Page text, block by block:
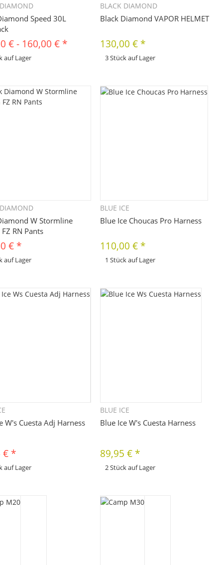
Schnellkauf
Speed 30L
€- 160,00 € *
auf Lager
Schnellkauf
BLACK DIAMOND
Black Diamond VAPOR HELMET
130,00 € *
3 Stück auf Lager
Schnellkauf
W Stormline
RN Pants
€ *
auf Lager
BLUE ICE
Blue Ice Choucas Pro Harness
110,00 € *
1 Stück auf Lager
W's Cuesta Adj Harness
€ *
auf Lager
BLUE ICE
Blue Ice W's Cuesta Harness
89,95 € *
2 Stück auf Lager